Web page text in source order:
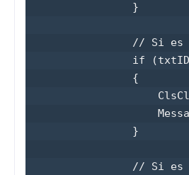
                }
// Si es
if
                {
                }
// Si es